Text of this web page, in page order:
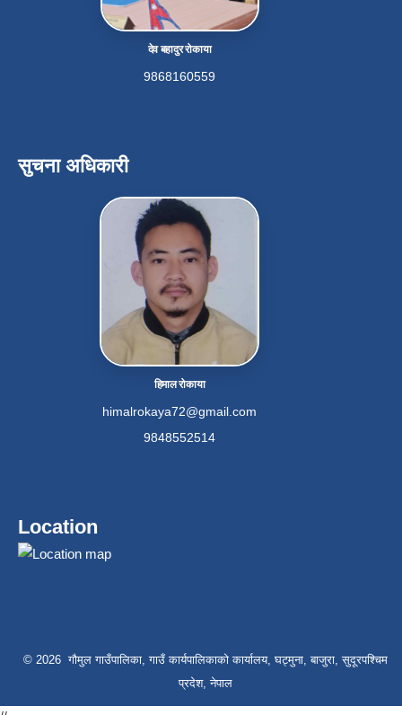
देव बहादुर रोकाया
9868160559
सुचना अधिकारी
हिमाल रोकाया
himalrokaya72@gmail.com
9848552514
Location
© 2026 गौमुल गाउँपालिका, गाउँ कार्यपालिकाको कार्यालय, घट्मुना, बाजुरा, सुदूरपश्चिम
प्रदेश, नेपाल